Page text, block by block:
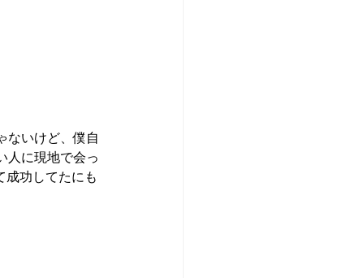
ないけど、僕自
人に現地で会っ
成功してたにも